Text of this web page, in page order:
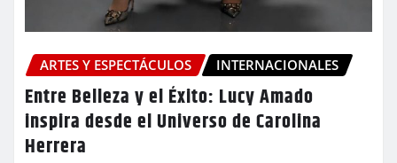
ARTES Y ESPECTÁCULOS INTERNACIONALES
Entre Belleza y el Éxito: Lucy Amado
inspira desde el Universo de Carolina
Herrera